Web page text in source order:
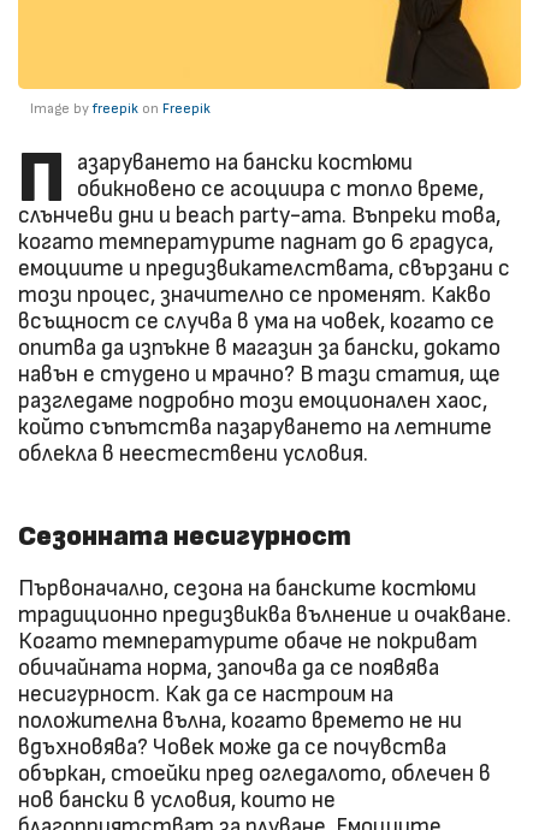
Image byfreepik on Freepik
П
азаруването на бански костюми
обикновено се асоциира с топло време,
слънчеви дни и beach party-ата. Въпреки това,
когато температурите паднат до 6 градуса,
емоциите и предизвикателствата, свързани с
този процес, значително се променят. Какво
всъщност се случва в ума на човек, когато се
опитва да изпъкне в магазин за бански, докато
навън е студено и мрачно? В тази статия, ще
разгледаме подробно този емоционален хаос,
който съпътства пазаруването на летните
облекла в неестествени условия.
Сезонната несигурност
Първоначално, сезона на банските костюми
традиционно предизвиква вълнение и очакване.
Когато температурите обаче не покриват
обичайната норма, започва да се появява
несигурност. Как да се настроим на
положителна вълна, когато времето не ни
вдъхновява? Човек може да се почувства
объркан, стоейки пред огледалото, облечен в
нов бански в условия, които не